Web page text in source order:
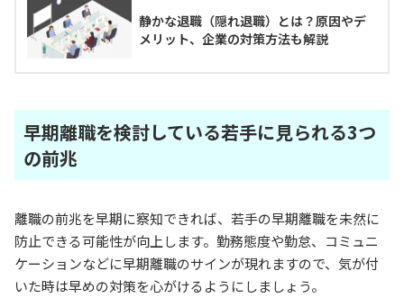
静かな退職（隠れ退職）とは？原因やデ
メリット、企業の対策方法も解説
早期離職を検討している若手に見られる3つ
の前兆
離職の前兆を早期に察知できれば、若手の早期離職を未然に
防止できる可能性が向上します。勤務態度や勤怠、コミュニ
ケーションなどに早期離職のサインが現れますので、気が付
いた時は早めの対策を心がけるようにしましょう。